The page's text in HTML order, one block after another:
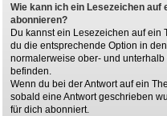
Wie kann ich ein Lesezeichen auf
abonnieren?
Du kannst ein Lesezeichen auf ein
du die entsprechende Option in
normalerweise ober- und
befinden.
Wenn du bei der Antwort auf ein
sobald eine Antwort geschrieben
für dich abonniert.